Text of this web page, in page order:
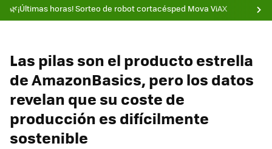
🌿¡Últimas horas! Sorteo de robot cortacésped Mova ViAX
Las pilas son el producto estrella
de AmazonBasics, pero los datos
revelan que su coste de
producción es difícilmente
sostenible